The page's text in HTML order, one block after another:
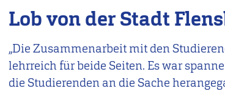
Lob von der Stadt
„Die Zusammenarbeit mit den
lehrreich für beide Seiten. Es war
die Studierenden an die Sache